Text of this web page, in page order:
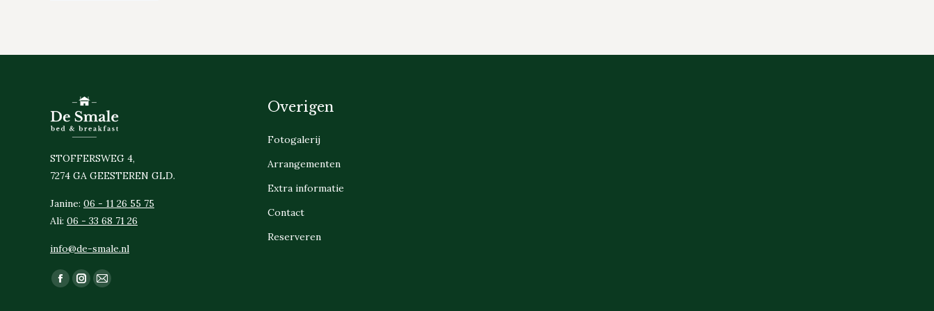
STOFFERSWEG 4,
7274 GA GEESTEREN GLD.
Janine: 06 - 11 26 55 75
Ali: 06 - 33 68 71 26
info@de-smale.nl
Vind ons op:
Facebook
Instagram
Mail
Overigen
Fotogalerij
Arrangementen
Extra informatie
Contact
Reserveren